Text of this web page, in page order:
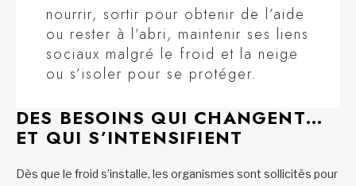
nourrir, sortir pour obtenir de l’aide
ou rester à l’abri, maintenir ses liens
sociaux malgré le froid et la neige
ou s’isoler pour se protéger.
DES BESOINS QUI CHANGENT…
ET QUI S’INTENSIFIENT
Dès que le froid s’installe, les organismes sont sollicités pour